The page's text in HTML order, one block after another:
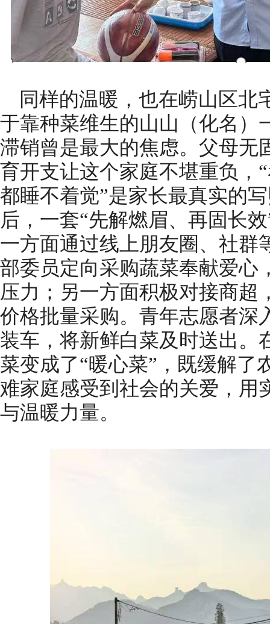
同样的温暖，也在崂山区北
于靠种菜维生的山山（化名）
滞销曾是最大的焦虑。父母无
育开支让这个家庭不堪重负，
都睡不着觉”是家长最真实的
后，一套“先解燃眉、再固长
一方面通过线上朋友圈、社群
部委员定向采购蔬菜奉献爱心
压力；另一方面积极对接商超
价格批量采购。青年志愿者深
装车，将新鲜白菜及时送出。
菜变成了“暖心菜”，既缓解了
难家庭感受到社会的关爱，用
与温暖力量。